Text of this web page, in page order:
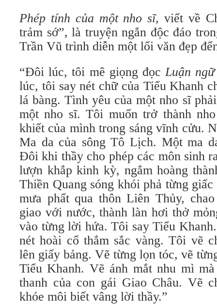
Phép tính của một nho sĩ, viết về
trảm sớ”, là truyện ngắn độc đáo
Trần Vũ trình diễn một lối văn đẹp
“Đôi lúc, tôi mê giọng đọcLuận ngữ
lúc, tôi say nét chữ của Tiểu Khanh
lá bàng. Tình yêu của một nho sĩ
một nho sĩ. Tôi muốn trở thành
khiết của mình trong sáng vĩnh cửu.
Ma da của sông Tô Lịch. Một ma
Đôi khi thầy cho phép các môn sinh
lượn khắp kinh kỳ, ngắm hoàng
Thiền Quang sóng khói phả từng
mưa phất qua thôn Liên Thủy,
giao với nước, thành làn hơi thở
vào từng lời hứa. Tôi say Tiểu
nét hoài cổ thắm sắc vàng. Tôi vẽ
lên giấy bảng. Vẽ từng lọn tóc, vẽ
Tiểu Khanh. Vẽ ánh mắt nhu mì
thanh của con gái Giao Châu. Vẽ
khóe môi biết vâng lời thầy.”